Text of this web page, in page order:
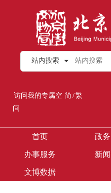
站内搜索
访问我的专属空
间
简/繁
首页 政
办事服务 新
文博数据